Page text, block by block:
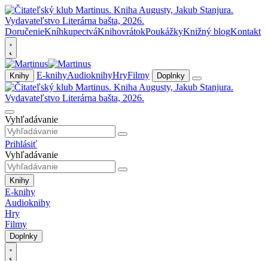
DoručenieKníhkupectváKnihovrátokPoukážkyKnižný blogKontakt
Knihy E-knihyAudioknihyHryFilmy Doplnky
Vyhľadávanie
Prihlásiť
Vyhľadávanie
Knihy
E-knihy
Audioknihy
Hry
Filmy
Doplnky